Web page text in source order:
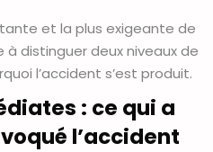
et la plus exigeante de
à distinguer deux niveaux de
l’accident s’est produit.
: ce qui a
l’accident